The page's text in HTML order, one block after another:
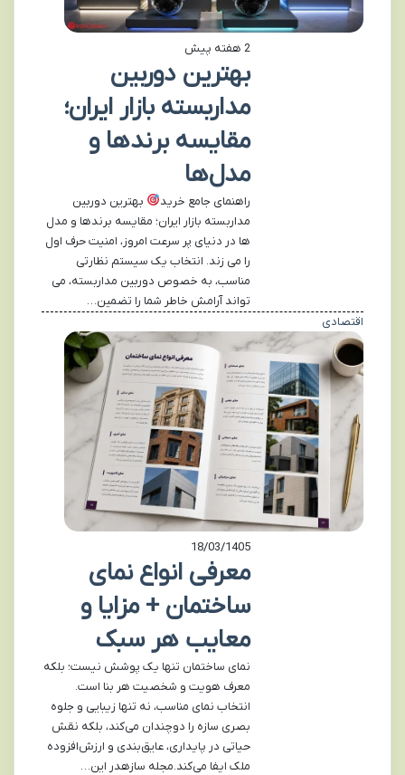
2 هفته پیش
بهترین دوربین
مداربسته بازار ایران؛
مقایسه برندها و
مدل‌ها
راهنمای جامع خرید
بهترین دوربین
مداربسته بازار ایران؛ مقایسه برندها و مدل
ها در دنیای پر سرعت امروز، امنیت حرف اول
را می زند. انتخاب یک سیستم نظارتی
مناسب، به خصوص دوربین مداربسته، می
تواند آرامش خاطر شما را تضمین…
اقتصادی
18/03/1405
معرفی انواع نمای
ساختمان + مزایا و
معایب هر سبک
نمای ساختمان تنها یک پوشش نیست؛ بلکه
معرف هویت و شخصیت هر بنا است.
انتخاب نمای مناسب، نه تنها زیبایی و جلوه
بصری سازه را دوچندان می‌کند، بلکه نقش
حیاتی در پایداری، عایق‌بندی و ارزش‌افزوده
ملک ایفا می‌کند.مجله سازهدر این…